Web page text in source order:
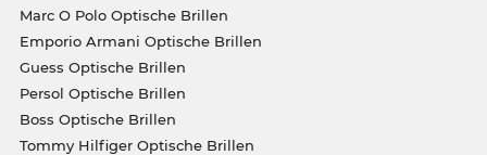
Marc O Polo Optische Brillen
Emporio Armani Optische Brillen
Guess Optische Brillen
Persol Optische Brillen
Boss Optische Brillen
Tommy Hilfiger Optische Brillen